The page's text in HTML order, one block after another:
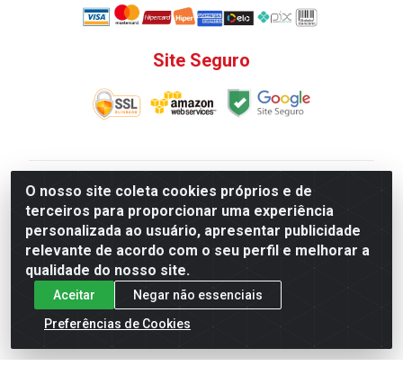
O nosso site coleta cookies próprios e de
terceiros para proporcionar uma experiência
personalizada ao usuário, apresentar publicidade
relevante de acordo com o seu perfil e melhorar a
qualidade do nosso site.
Aceitar
Negar não essenciais
Preferências de Cookies
Site Seguro
V. C. Ferragens LTDA - Rua do Matoso, 132 - Praça da
Bandeira, Rio de Janeiro/ RJ - CEP 20.270-135 - CNPJ
12.324.723/0001-25
Todas as regras de promoções, descontos, preços e
prazos de pagamento e entrega expostos aqui são
válidos apenas para compras via internet. Preços e
estoque sujeito a alterações sem aviso prévio.